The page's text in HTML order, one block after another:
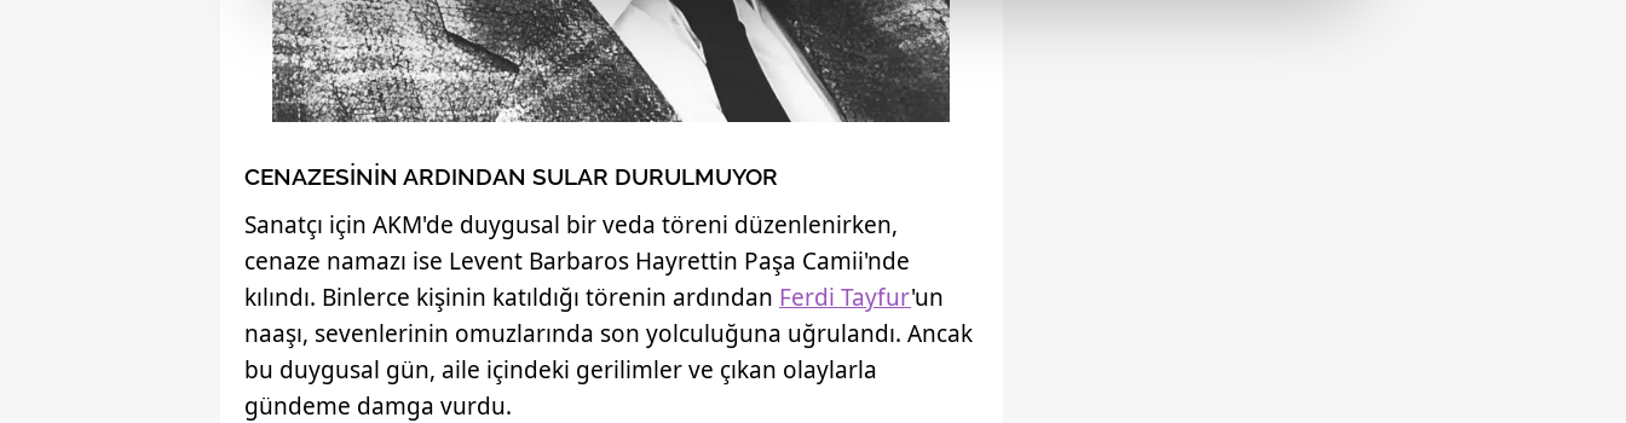
çerezler vasıtasıyla çeşitli kişisel verileriniz işlenmekte olup gerekli olan çerezler bilgi toplumu hizmetlerinin sunulması
amacıyla kullanılmaktadır. Diğer çerezler, sitemizin daha işlevsel kılınması ve kişiselleştirilmesi ve sizlere yönelik
reklam/pazarlama faaliyetlerinin yapılması, amaçlarıyla sınırlı olarak açık rızanız dahilinde kullanılacaktır.
butonuna tıklayabilir,Çerez Bilgilendirme Metnimiziziyaret edebilirsiniz.
6698 sayılı Kişisel Verilerin Korunması Kanunu uyarınca hazırlanmış Aydınlatma Metnimizi okumak ve sitemizde ilgili
mevzuata uygun olarak kullanılan çerezlerle ilgili bilgi almak için lütfentıklayınız
CENAZESİNİN ARDINDAN SULAR DURULMUYOR
Sanatçı için AKM'de duygusal bir veda töreni düzenlenirken,
cenaze namazı ise Levent Barbaros Hayrettin Paşa Camii'nde
kılındı. Binlerce kişinin katıldığı törenin ardından Ferdi Tayfur'un
naaşı, sevenlerinin omuzlarında son yolculuğuna uğrulandı. Ancak
bu duygusal gün, aile içindeki gerilimler ve çıkan olaylarla
gündeme damga vurdu.